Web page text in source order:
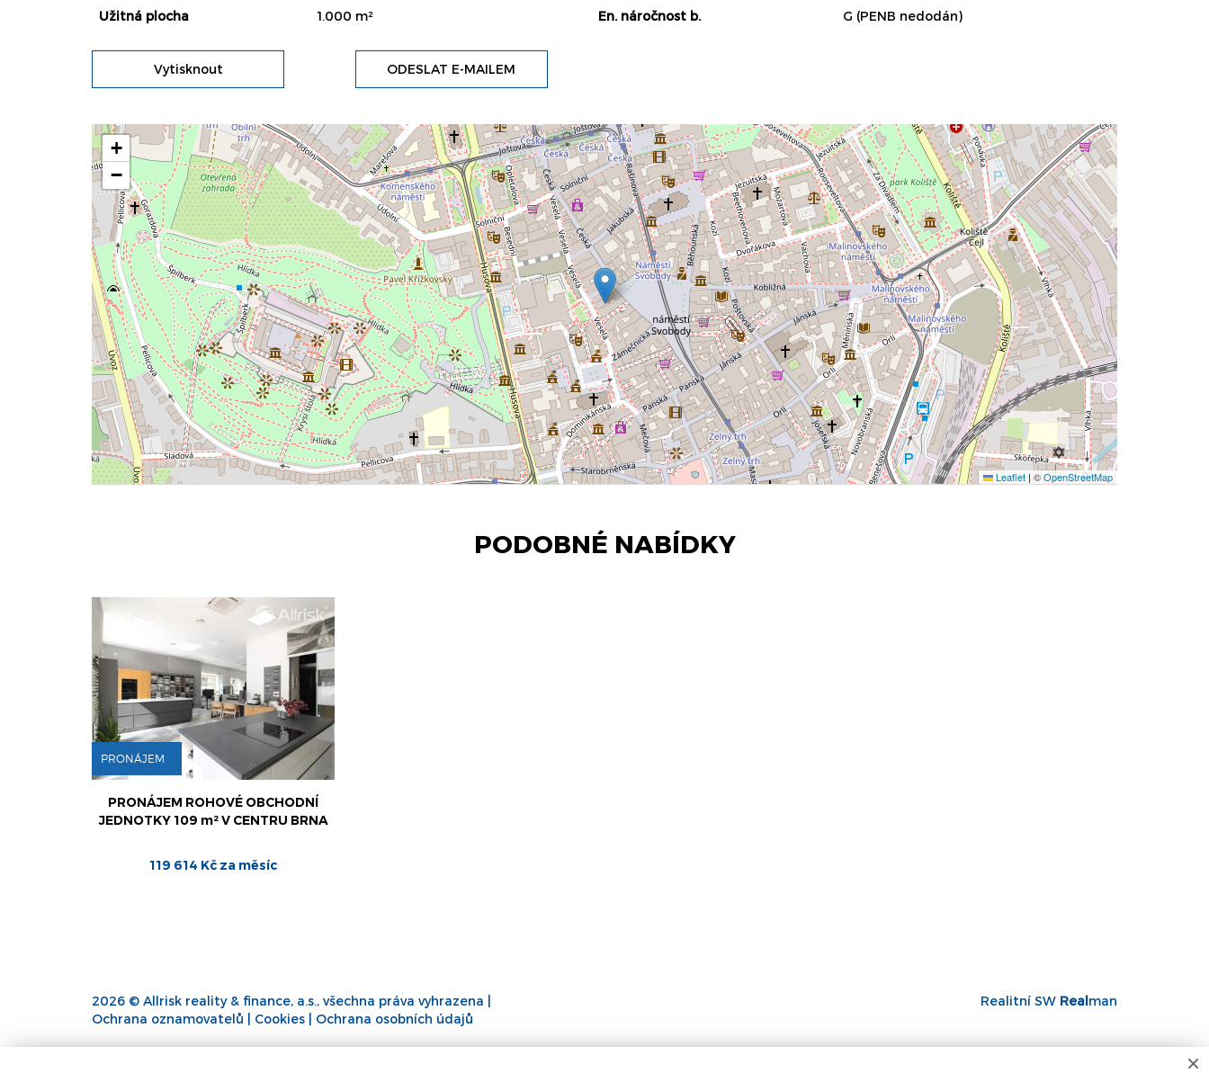
Užitná plocha 1.000 m² En. náročnost b. G (PENB nedodán)
Vytisknout ODESLAT E-MAILEM
+
−
Leaflet | ©OpenStreetMap
PODOBNÉ NABÍDKY
PRONÁJEM
PRONÁJEM ROHOVÉ OBCHODNÍ
JEDNOTKY 109 m² V CENTRU BRNA
119 614 Kč za měsíc
2026 © Allrisk reality & finance, a.s., všechna práva vyhrazena |
Ochrana oznamovatelů
Cookies Ochrana osobních údajů
Realitní SW Realman
×